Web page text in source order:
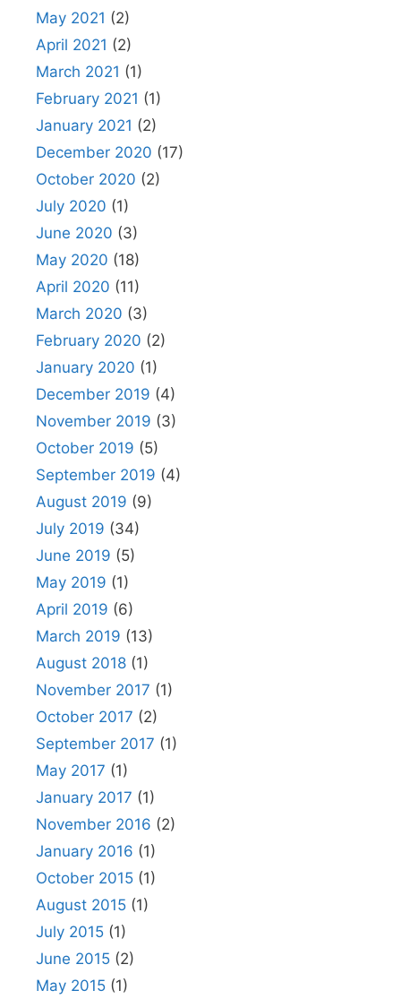
May 2021 (2)
April 2021 (2)
March 2021 (1)
February 2021 (1)
January 2021 (2)
December 2020 (17)
October 2020 (2)
July 2020 (1)
June 2020 (3)
May 2020 (18)
April 2020 (11)
March 2020 (3)
February 2020 (2)
January 2020 (1)
December 2019 (4)
November 2019 (3)
October 2019 (5)
September 2019 (4)
August 2019 (9)
July 2019 (34)
June 2019 (5)
May 2019 (1)
April 2019 (6)
March 2019 (13)
August 2018 (1)
November 2017 (1)
October 2017 (2)
September 2017 (1)
May 2017 (1)
January 2017 (1)
November 2016 (2)
January 2016 (1)
October 2015 (1)
August 2015 (1)
July 2015 (1)
June 2015 (2)
May 2015 (1)